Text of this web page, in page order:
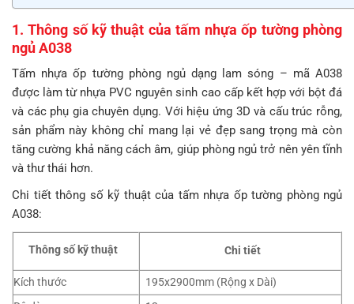
1. Thông số kỹ thuật của tấm nhựa ốp tường phòng
ngủ A038
Tấm nhựa ốp tường phòng ngủ dạng lam sóng – mã A038
được làm từ nhựa PVC nguyên sinh cao cấp kết hợp với bột đá
và các phụ gia chuyên dụng. Với hiệu ứng 3D và cấu trúc rỗng,
sản phẩm này không chỉ mang lại vẻ đẹp sang trọng mà còn
tăng cường khả năng cách âm, giúp phòng ngủ trở nên yên tĩnh
và thư thái hơn.
Chi tiết thông số kỹ thuật của tấm nhựa ốp tường phòng ngủ
A038:
Thông số kỹ thuật Chi tiết
Kích thước
195x2900mm (Rộng x Dài)